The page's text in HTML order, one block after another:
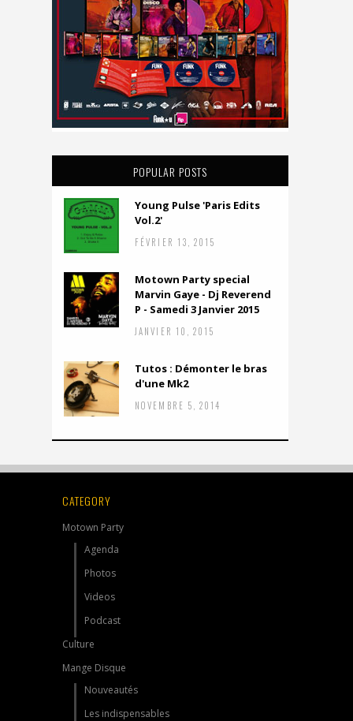
POPULAR POSTS
Young Pulse 'Paris Edits
Vol.2'
FÉVRIER 13, 2015
Motown Party special
Marvin Gaye - Dj Reverend
P - Samedi 3 Janvier 2015
JANVIER 10, 2015
Tutos : Démonter le bras
d'une Mk2
NOVEMBRE 5, 2014
CATEGORY
Motown Party
Agenda
Photos
Videos
Podcast
Culture
Mange Disque
Nouveautés
Les indispensables